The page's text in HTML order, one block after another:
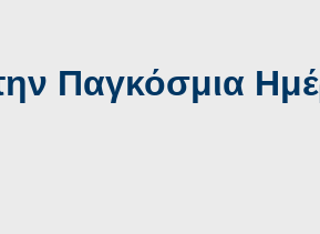
Παγκόσμια